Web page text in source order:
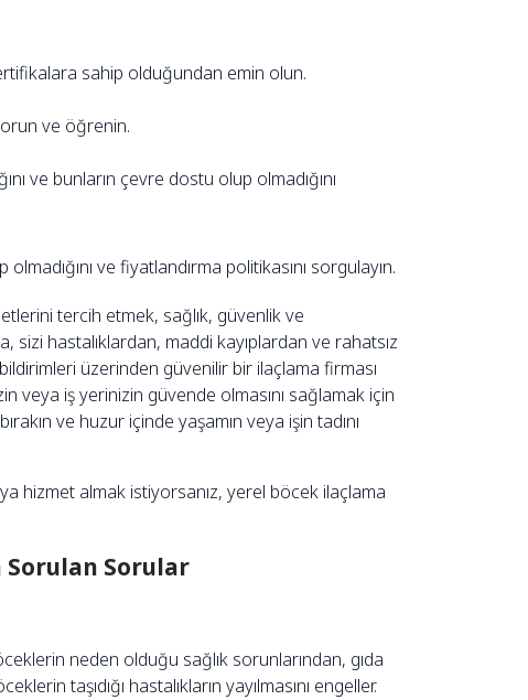
sahip olduğundan emin olun.
ve öğrenin.
ve bunların çevre dostu olup olmadığını
ve fiyatlandırma politikasını sorgulayın.
tercih etmek, sağlık, güvenlik ve
hastalıklardan, maddi kayıplardan ve rahatsız
üzerinden güvenilir bir ilaçlama firması
veya iş yerinizin güvende olmasını sağlamak için
ve huzur içinde yaşamın veya işin tadını
hizmet almak istiyorsanız, yerel böcek ilaçlama
Sorulan Sorular
neden olduğu sağlık sorunlarından, gıda
taşıdığı hastalıkların yayılmasını engeller.